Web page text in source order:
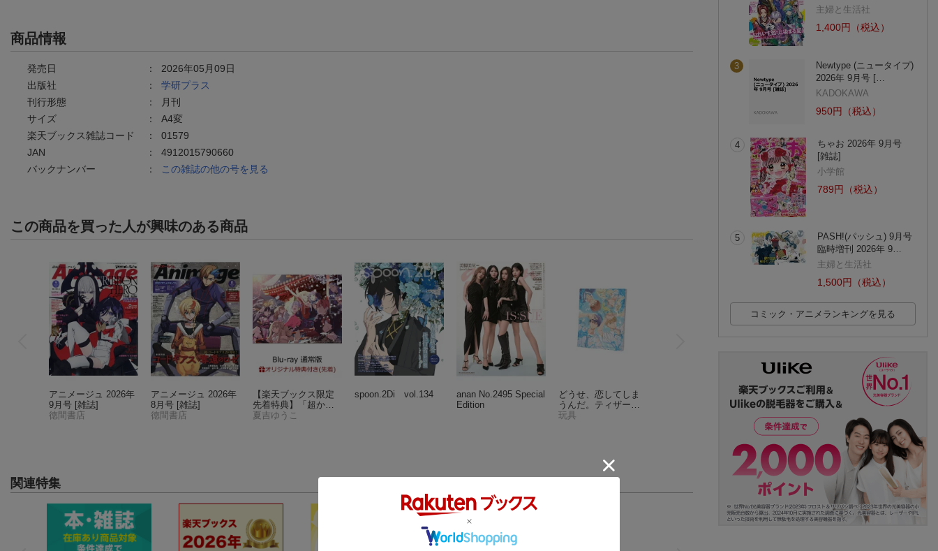
商品情報
発売日 ： 2026年05月09日
出版社
： 学研プラス
刊行形態
：
月刊
サイズ
： A4変
楽天ブックス雑誌コード
： 01579
JAN
： 4912015790660
バックナンバー
： この雑誌の他の号を見る
この商品を買った人が興味のある商品
アニメージュ 2026年
9月号 [雑誌]
徳間書店
アニメージュ 2026年
8月号 [雑誌]
徳間書店
【楽天ブックス限定
先着特典】「超かぐ
や姫！」通常版【Blu-
夏吉ゆうこ
spoon.2Di vol.134
anan No.2495 Special
Edition
どうせ、恋してしま
うんだ。ティザービ
ジュアル キャンバス
玩具
関連特集
主婦と生活社
1,400円（税込）
3
Newtype (ニュータイプ)
2026年 9月号 […
KADOKAWA
950円（税込）
4
ちゃお 2026年 9月号
[雑誌]
小学館
789円（税込）
5
PASH!(パッシュ) 9月号
臨時増刊 2026年 9…
主婦と生活社
1,500円（税込）
コミック・アニメランキングを見る